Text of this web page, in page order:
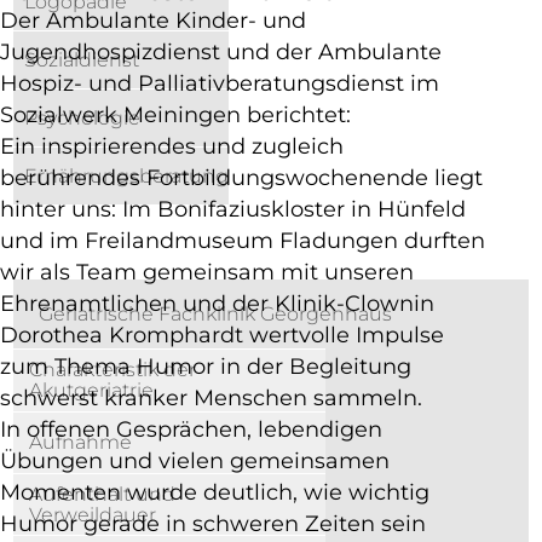
Sozialdienst
Psychologie
Ernährungsberatung
Unsere Einrichtungen
Geriatrische Fachklinik Georgenhaus
Charakteristik der
Akutgeriatrie
Aufnahme
Aufenthalt und
Verweildauer
Der Ambulante Kinder- und
Jugendhospizdienst und der Ambulante
Hospiz- und Palliativberatungsdienst im
Sozialwerk Meiningen berichtet:
Ein inspirierendes und zugleich
berührendes Fortbildungswochenende liegt
hinter uns: Im Bonifaziuskloster in Hünfeld
und im Freilandmuseum Fladungen durften
wir als Team gemeinsam mit unseren
Ehrenamtlichen und der Klinik-Clownin
Dorothea Kromphardt wertvolle Impulse
zum Thema Humor in der Begleitung
schwerst kranker Menschen sammeln.
In offenen Gesprächen, lebendigen
Übungen und vielen gemeinsamen
Momenten wurde deutlich, wie wichtig
Humor gerade in schweren Zeiten sein